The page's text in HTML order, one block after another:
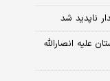
علیه انصارالله